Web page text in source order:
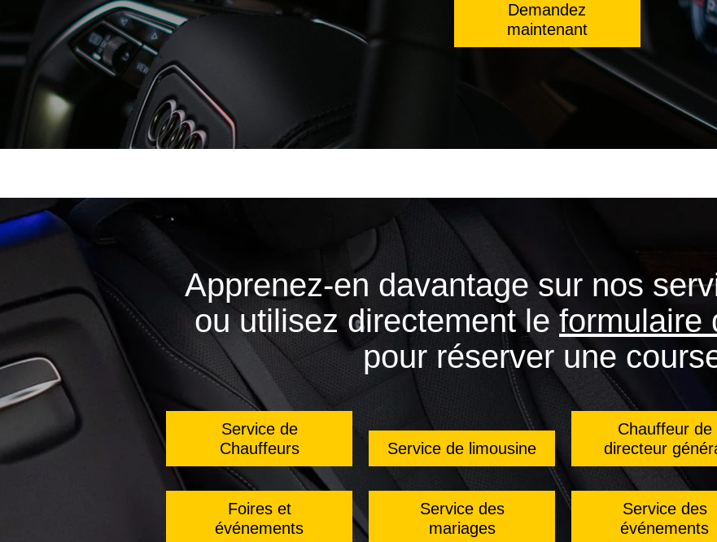
Demandez
maintenant
Apprenez-en davantage sur nos
ou utilisez directement leformulaire
pour réserver une
Service de
Chauffeurs
Service de limousine
Chauffeur de
directeur
Foires et
événements
Service des
mariages
Service des
événements